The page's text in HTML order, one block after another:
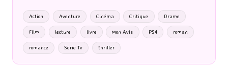
Action Aventure Cinéma Critique Drame
Film lecture livre Mon Avis PS4 roman
romance Serie Tv thriller